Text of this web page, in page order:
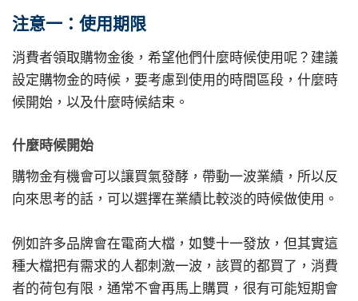
注意一：使用期限
消費者領取購物金後，希望他們什麼時候使用呢？建議
設定購物金的時候，要考慮到使用的時間區段，什麼時
候開始，以及什麼時候結束。
什麼時候開始
購物金有機會可以讓買氣發酵，帶動一波業績，所以反
向來思考的話，可以選擇在業績比較淡的時候做使用。
例如許多品牌會在電商大檔，如雙十一發放，但其實這
種大檔把有需求的人都刺激一波，該買的都買了，消費
者的荷包有限，通常不會再馬上購買，很有可能短期會